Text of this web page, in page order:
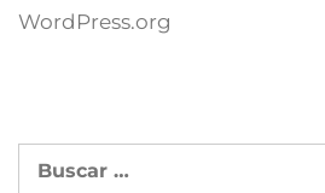
WordPress.org